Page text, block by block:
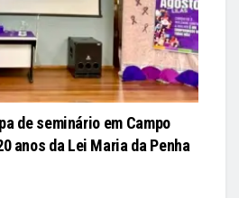
de seminário em Campo
anos da Lei Maria da Penha